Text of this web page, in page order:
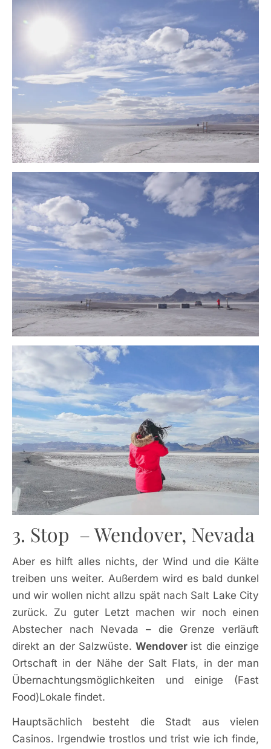
3. Stop – Wendover, Nevada
Aber es hilft alles nichts, der Wind und die Kälte
treiben uns weiter. Außerdem wird es bald dunkel
und wir wollen nicht allzu spät nach Salt Lake City
zurück. Zu guter Letzt machen wir noch einen
Abstecher nach Nevada – die Grenze verläuft
direkt an der Salzwüste.Wendover ist die einzige
Ortschaft in der Nähe der Salt Flats, in der man
Übernachtungsmöglichkeiten und einige (Fast
Food)Lokale findet.
Hauptsächlich besteht die Stadt aus vielen
Casinos. Irgendwie trostlos und trist wie ich finde,